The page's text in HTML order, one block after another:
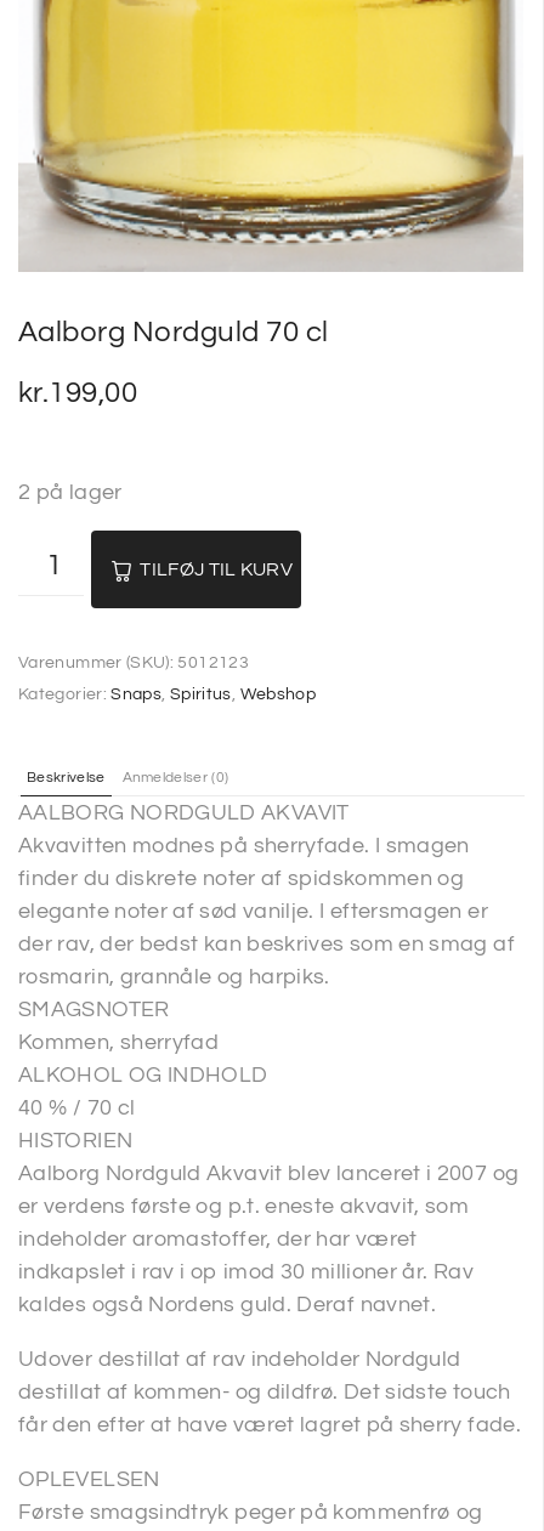
Aalborg Nordguld 70 cl
kr.199,00
2 på lager
TILFØJ TIL KURV
Varenummer (SKU): 5012123
Kategorier:Snaps Spiritus Webshop
Beskrivelse Anmeldelser (0)
AALBORG NORDGULD AKVAVIT
Akvavitten modnes på sherryfade. I smagen
finder du diskrete noter af spidskommen og
elegante noter af sød vanilje. I eftersmagen er
der rav, der bedst kan beskrives som en smag af
rosmarin, grannåle og harpiks.
SMAGSNOTER
Kommen, sherryfad
ALKOHOL OG INDHOLD
40 % / 70 cl
HISTORIEN
Aalborg Nordguld Akvavit blev lanceret i 2007 og
er verdens første og p.t. eneste akvavit, som
indeholder aromastoffer, der har været
indkapslet i rav i op imod 30 millioner år. Rav
kaldes også Nordens guld. Deraf navnet.
Udover destillat af rav indeholder Nordguld
destillat af kommen- og dildfrø. Det sidste touch
får den efter at have været lagret på sherry fade.
OPLEVELSEN
Første smagsindtryk peger på kommenfrø og